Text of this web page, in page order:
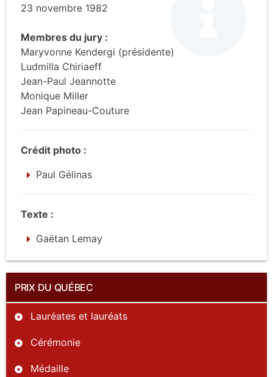
PRIX DU QUÉBEC
Lauréates et lauréats
Cérémonie
Médaille
23 novembre 1982
Membres du jury :
Maryvonne Kendergi (présidente)
Ludmilla Chiriaeff
Jean-Paul Jeannotte
Monique Miller
Jean Papineau-Couture
Crédit photo :
Paul Gélinas
Texte :
Gaëtan Lemay